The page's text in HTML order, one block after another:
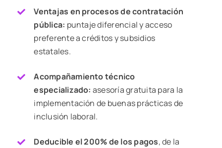
Ventajas en procesos de contratación
pública: puntaje diferencial y acceso
preferente a créditosy subsidios
estatales.
Acompañamiento técnico
especializado: asesoría gratuita para la
implementación de buenas prácticas de
inclusión laboral.
Deducible el 200% de los pagos, de la